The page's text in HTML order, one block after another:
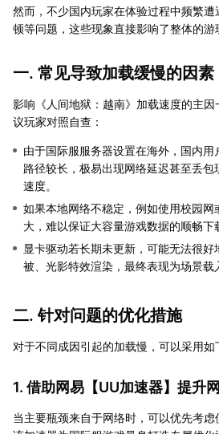
然而，不少国内玩家在体验过程中频繁
顿等问题，这些现象直接影响了整体的游
一. 常见导致加载缓慢的因素
影响《人间地狱：越南》加载速度的主
议玩家对照自查：
由于国际服服务器设置在海外，国内
路径较长，极易出现网络延迟甚至丢
速度。
如果本地网络不稳定，例如使用校园网
大，难以保证大容量游戏数据的顺畅下
显卡驱动若长期未更新，可能无法很好
被、光影特效渲染，最终表现为场景载
二. 针对问题的优化措施
对于不同成因引起的加载慢，可以采用如
1. 借助网易【UU加速器】提升
当主要瓶颈来自于网络时，可以优先考虑